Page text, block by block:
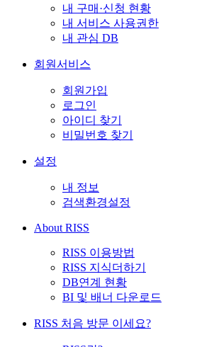
내 구매·신청 현황
내 서비스 사용권한
내 관심 DB
회원서비스
회원가입
로그인
아이디 찾기
비밀번호 찾기
설정
내 정보
검색환경설정
About RISS
RISS 이용방법
RISS 지식더하기
DB연계 현황
BI 및 배너 다운로드
RISS 처음 방문 이세요?